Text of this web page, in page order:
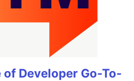
of Developer Go-To-